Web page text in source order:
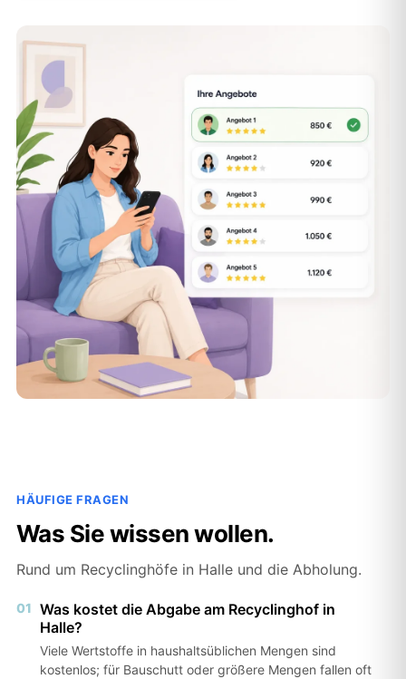
HÄUFIGE FRAGEN
Was Sie wissen wollen.
Rund um Recyclinghöfe in Halle und die Abholung.
01 Was kostet die Abgabe am Recyclinghof in
Halle?
Viele Wertstoffe in haushaltsüblichen Mengen sind
kostenlos; für Bauschutt oder größere Mengen fallen oft